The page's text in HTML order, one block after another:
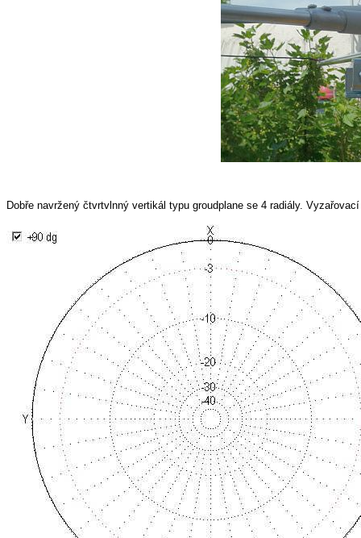
Dobře navržený čtvrtvlnný vertikál typu groudplane se 4 radiály.